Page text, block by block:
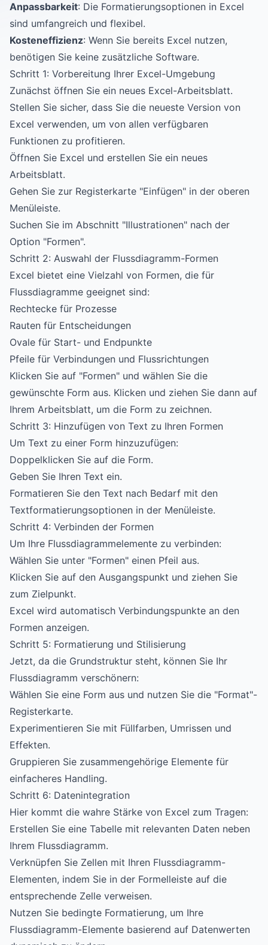
Anpassbarkeit: Die Formatierungsoptionen in Excel
sind umfangreich und flexibel.
Kosteneffizienz: Wenn Sie bereits Excel nutzen,
benötigen Sie keine zusätzliche Software.
Schritt 1: Vorbereitung Ihrer Excel-Umgebung
Zunächst öffnen Sie ein neues Excel-Arbeitsblatt.
Stellen Sie sicher, dass Sie die neueste Version von
Excel verwenden, um von allen verfügbaren
Funktionen zu profitieren.
Öffnen Sie Excel und erstellen Sie ein neues
Arbeitsblatt.
Gehen Sie zur Registerkarte "Einfügen" in der oberen
Menüleiste.
Suchen Sie im Abschnitt "Illustrationen" nach der
Option "Formen".
Schritt 2: Auswahl der Flussdiagramm-Formen
Excel bietet eine Vielzahl von Formen, die für
Flussdiagramme geeignet sind:
Rechtecke für Prozesse
Rauten für Entscheidungen
Ovale für Start- und Endpunkte
Pfeile für Verbindungen und Flussrichtungen
Klicken Sie auf "Formen" und wählen Sie die
gewünschte Form aus. Klicken und ziehen Sie dann auf
Ihrem Arbeitsblatt, um die Form zu zeichnen.
Schritt 3: Hinzufügen von Text zu Ihren Formen
Um Text zu einer Form hinzuzufügen:
Doppelklicken Sie auf die Form.
Geben Sie Ihren Text ein.
Formatieren Sie den Text nach Bedarf mit den
Textformatierungsoptionen in der Menüleiste.
Schritt 4: Verbinden der Formen
Um Ihre Flussdiagrammelemente zu verbinden:
Wählen Sie unter "Formen" einen Pfeil aus.
Klicken Sie auf den Ausgangspunkt und ziehen Sie
zum Zielpunkt.
Excel wird automatisch Verbindungspunkte an den
Formen anzeigen.
Schritt 5: Formatierung und Stilisierung
Jetzt, da die Grundstruktur steht, können Sie Ihr
Flussdiagramm verschönern:
Wählen Sie eine Form aus und nutzen Sie die "Format"-
Registerkarte.
Experimentieren Sie mit Füllfarben, Umrissen und
Effekten.
Gruppieren Sie zusammengehörige Elemente für
einfacheres Handling.
Schritt 6: Datenintegration
Hier kommt die wahre Stärke von Excel zum Tragen:
Erstellen Sie eine Tabelle mit relevanten Daten neben
Ihrem Flussdiagramm.
Verknüpfen Sie Zellen mit Ihren Flussdiagramm-
Elementen, indem Sie in der Formelleiste auf die
entsprechende Zelle verweisen.
Nutzen Sie bedingte Formatierung, um Ihre
Flussdiagramm-Elemente basierend auf Datenwerten